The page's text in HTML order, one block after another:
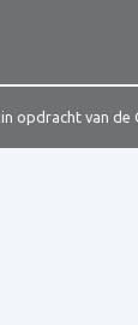
in opdracht van de